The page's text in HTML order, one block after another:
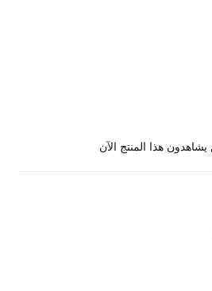
هذا المنتج الآن